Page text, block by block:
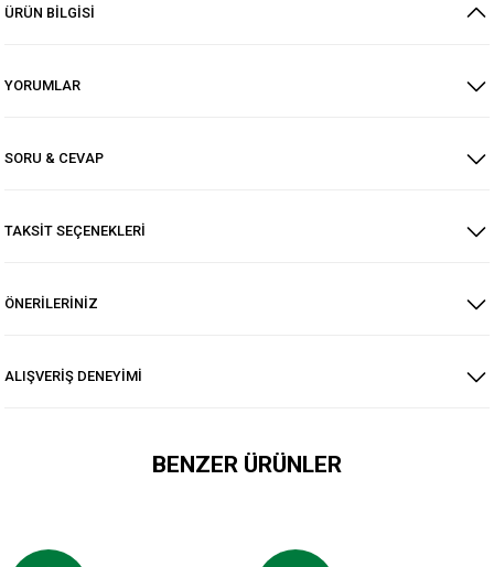
ÜRÜN BİLGİSİ
YORUMLAR
SORU & CEVAP
TAKSİT SEÇENEKLERİ
ÖNERİLERİNİZ
ALIŞVERİŞ DENEYİMİ
BENZER ÜRÜNLER